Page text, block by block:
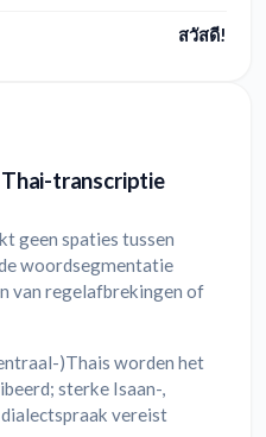
สวัสดี!
transcriptie
geen spaties tussen
woordsegmentatie
van regelafbrekingen of
)Thais worden het
sterke Isaan-,
vereist